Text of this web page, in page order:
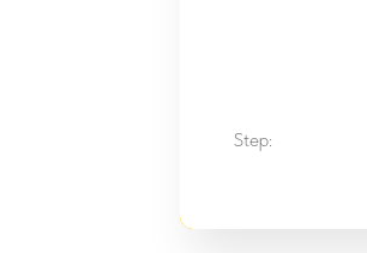
Step: